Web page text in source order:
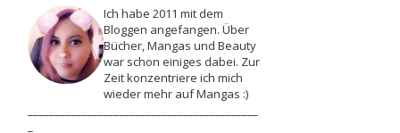
Ich habe 2011 mit dem
Bloggen angefangen. Über
Bücher, Mangas und Beauty
war schon einiges dabei. Zur
Zeit konzentriere ich mich
wieder mehr auf Mangas :)